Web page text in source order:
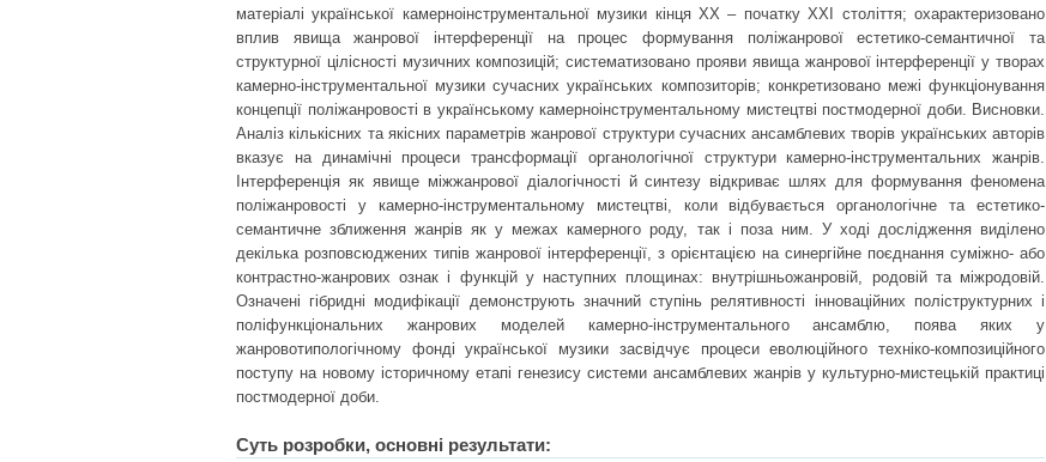
матеріалі української камерноінструментальної музики кінця ХХ – початку ХХІ століття; охарактеризовано
вплив явища жанрової інтерференції на процес формування поліжанрової естетико-семантичної та
структурної цілісності музичних композицій; систематизовано прояви явища жанрової інтерференції у творах
камерно-інструментальної музики сучасних українських композиторів; конкретизовано межі функціонування
концепції поліжанровості в українському камерноінструментальному мистецтві постмодерної доби. Висновки.
Аналіз кількісних та якісних параметрів жанрової структури сучасних ансамблевих творів українських авторів
вказує на динамічні процеси трансформації органологічної структури камерно-інструментальних жанрів.
Інтерференція як явище міжжанрової діалогічності й синтезу відкриває шлях для формування феномена
поліжанровості у камерно-інструментальному мистецтві, коли відбувається органологічне та естетико-
семантичне зближення жанрів як у межах камерного роду, так і поза ним. У ході дослідження виділено
декілька розповсюджених типів жанрової інтерференції, з орієнтацією на синергійне поєднання суміжно- або
контрастно-жанрових ознак і функцій у наступних площинах: внутрішньожанровій, родовій та міжродовій.
Означені гібридні модифікації демонструють значний ступінь релятивності інноваційних поліструктурних і
поліфункціональних жанрових моделей камерно-інструментального ансамблю, поява яких у
жанровотипологічному фонді української музики засвідчує процеси еволюційного техніко-композиційного
поступу на новому історичному етапі генезису системи ансамблевих жанрів у культурно-мистецькій практиці
постмодерної доби.
Суть розробки, основні результати: